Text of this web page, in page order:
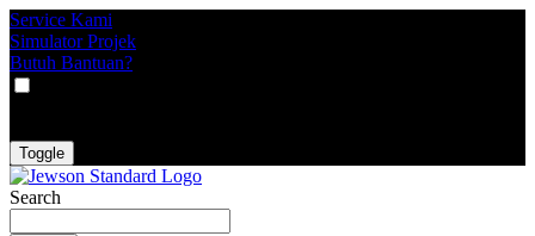
Service Kami
Simulator Projek
Butuh Bantuan?
Toggle
Search